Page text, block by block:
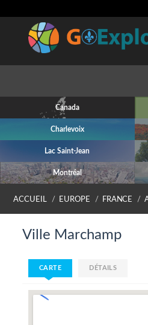
Canada
Charlevoix
Lac Saint-Jean
Montréal
ACCUEIL EUROPE FRANCE
Ville Marchamp
CARTE DÉTAILS